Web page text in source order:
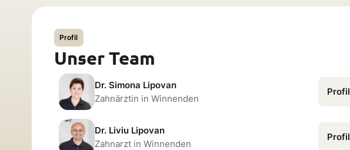
Profil
Unser Team
Dr. Simona Lipovan
Zahnärztin in Winnenden
Profil
Dr. Liviu Lipovan
Zahnarzt in Winnenden
Profil